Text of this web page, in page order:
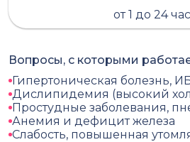
от 1 до 24
Вопросы, с которыми
Гипертоническая болезнь,
Дислипидемия (высокий
Простудные заболевания,
Анемия и дефицит железа
Слабость, повышенная